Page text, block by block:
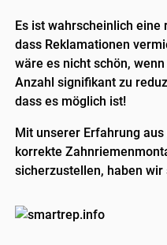
Es ist wahrscheinlich eine
dass Reklamationen
wäre es nicht schön,
Anzahl signifikant zu
dass es möglich ist!
Mit unserer Erfahrung
korrekte
sicherzustellen, haben